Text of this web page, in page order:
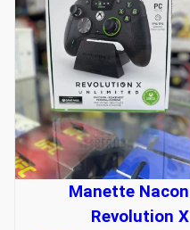
Manette Nacon
Revolution X